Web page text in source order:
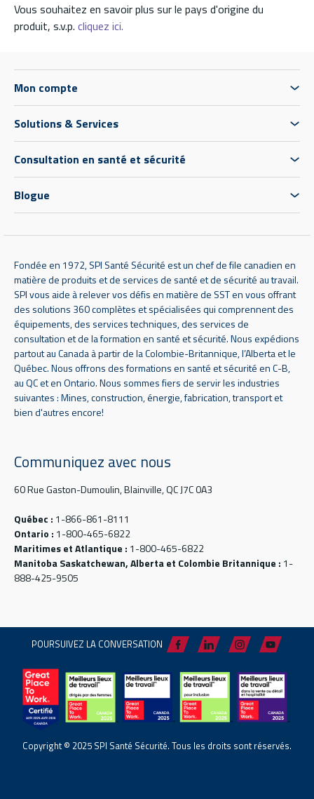
Vous souhaitez en savoir plus sur le pays d'origine du
produit, s.v.p. cliquez ici.
Mon compte
Solutions & Services
Consultation en santé et sécurité
Blogue
Fondée en 1972, SPI Santé Sécurité est un chef de file canadien en
matière de produits et de services de santé et de sécurité au travail.
SPI vous aide à relever vos défis en matière de SST en vous offrant
des solutions 360 complètes et spécialisées qui comprennent des
équipements, des services techniques, des services de
consultation et de la formation en santé et sécurité. Nous expédions
partout au Canada à partir de la Colombie-Britannique, l’Alberta et le
Québec. Nous offrons des formations en santé et sécurité en C-B,
au QC et en Ontario. Nous sommes fiers de servir les industries
suivantes : Mines, construction, énergie, fabrication, transport et
bien d'autres encore!
Communiquez avec nous
60 Rue Gaston-Dumoulin, Blainville, QC J7C 0A3
Québec : 1-866-861-8111
Ontario : 1-800-465-6822
Maritimes et Atlantique : 1-800-465-6822
Manitoba Saskatchewan, Alberta et Colombie Britannique : 1-
888-425-9505
POURSUIVEZ LA CONVERSATION
Copyright © 2025 SPI Santé Sécurité. Tous les droits sont réservés.